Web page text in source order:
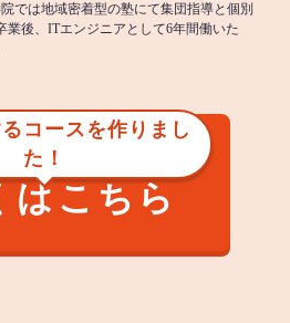
では地域密着型の塾にて集団指導と個別
業後、ITエンジニアとして6年間働いた
コースを作りまし
た！
はこちら